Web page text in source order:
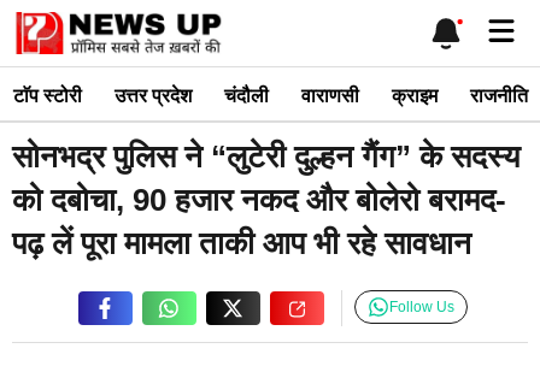
Skip
content
टाॅप स्टोरी उत्तर प्रदेश चंदौली वाराणसी क्राइम राजनीति
सोनभद्र पुलिस ने “लुटेरी दुल्हन गैंग” के सदस्य
को दबोचा, 90 हजार नकद और बोलेरो बरामद-
पढ़ लें पूरा मामला ताकी आप भी रहे सावधान
Follow Us